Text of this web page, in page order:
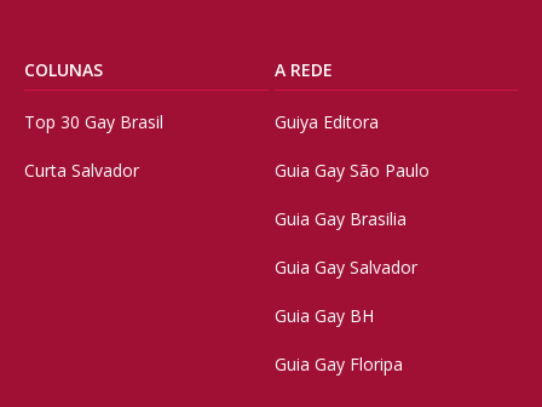
COLUNAS
Top 30 Gay Brasil
Curta Salvador
A REDE
Guiya Editora
Guia Gay São Paulo
Guia Gay Brasilia
Guia Gay Salvador
Guia Gay BH
Guia Gay Floripa